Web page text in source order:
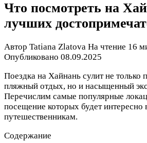
Что посмотреть на
лучших
Автор Tatiana Zlatova На чтение 16
Опубликовано 08.09.2025
Поездка на Хайнань сулит не только
пляжный отдых, но и насыщенный
Перечислим самые популярные
посещение которых будет интересно
путешественникам.
Содержание